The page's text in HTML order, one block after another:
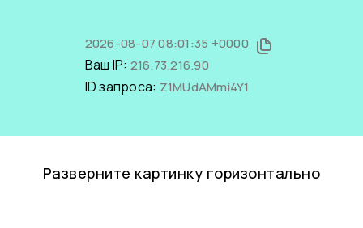
2026-08-07 08:01:35 +0000
Ваш IP: 216.73.216.90
ID запроса: Z1MUdAMmi4Y1
Разверните картинку горизонтально